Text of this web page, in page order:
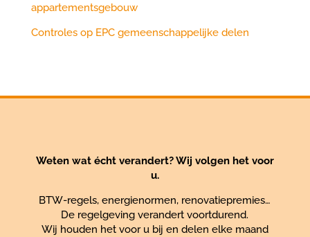
appartementsgebouw
Controles op EPC gemeenschappelijke delen
Weten wat écht verandert? Wij volgen het voor
u.
BTW-regels, energienormen, renovatiepremies…
De regelgeving verandert voortdurend.
Wij houden het voor u bij en delen elke maand